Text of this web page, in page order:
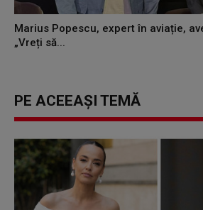
Marius Popescu, expert în aviație,
„Vreți să...
PE ACEEAȘI TEMĂ